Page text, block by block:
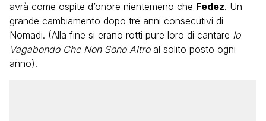
avrà come ospite d’onore nientemeno che Fedez. Un
grande cambiamento dopo tre anni consecutivi di
Nomadi. (Alla fine si erano rotti pure loro di cantare Io
Vagabondo Che Non Sono Altroal solito posto ogni
anno).